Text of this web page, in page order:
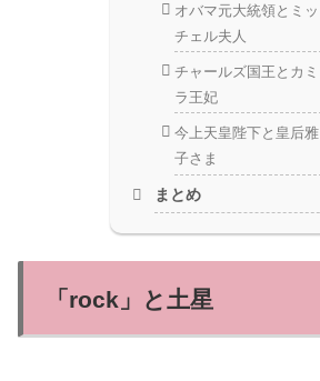
オバマ元大統領とミッ
チェル夫人
チャールズ国王とカミ
ラ王妃
今上天皇陛下と皇后雅
子さま
まとめ
「rock」と土星